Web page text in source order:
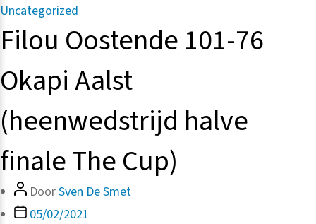
Categorieën
Uncategorized
Filou Oostende 101-76
Okapi Aalst
(heenwedstrijd halve
finale The Cup)
Bericht
auteur
DoorSven De Smet
Berichtdatum
05/02/2021